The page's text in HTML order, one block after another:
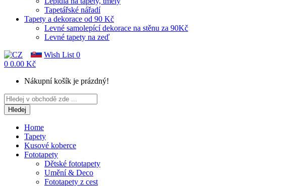
Tapetářské nářadí
Tapety a dekorace od 90 Kč
Levné samolepící dekorace na stěnu za 90Kč
Levné tapety na zeď
Wish List 0
0 0.00 Kč
Nákupní košík je prázdný!
Hledej
Home
Tapety
Kusové koberce
Fototapety
Dětské fototapety
Umění & Deco
Fototapety z cest